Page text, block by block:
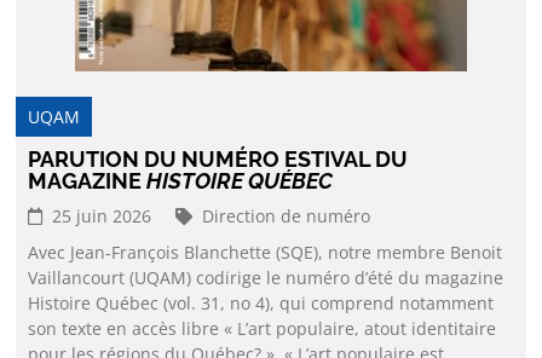
UQAM
PARUTION DU NUMÉRO ESTIVAL DU
MAGAZINEHISTOIRE QUÉBEC
25 juin 2026
Direction de numéro
Avec Jean-François Blanchette (SQE), notre membre Benoit
Vaillancourt (UQAM) codirige le numéro d’été du magazine
Histoire Québec (vol. 31, no 4), qui comprend notamment
son texte en accès libre « L’art populaire, atout identitaire